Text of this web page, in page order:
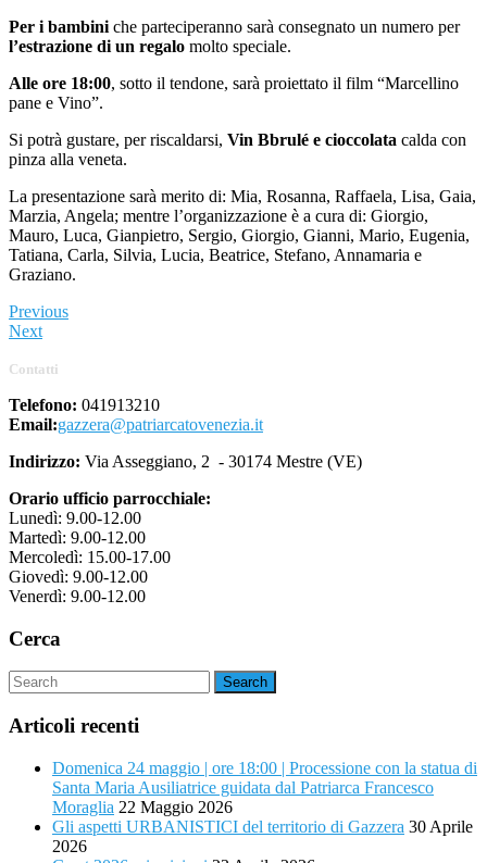
Per i bambini che parteciperanno sarà consegnato un numero per
l’estrazione di un regalo molto speciale.
Alle ore 18:00, sotto il tendone, sarà proiettato il film “Marcellino
pane e Vino”.
Si potrà gustare, per riscaldarsi, Vin Bbrulé e cioccolata calda con
pinza alla veneta.
La presentazione sarà merito di: Mia, Rosanna, Raffaela, Lisa, Gaia,
Marzia, Angela; mentre l’organizzazione è a cura di: Giorgio,
Mauro, Luca, Gianpietro, Sergio, Giorgio, Gianni, Mario, Eugenia,
Tatiana, Carla, Silvia, Lucia, Beatrice, Stefano, Annamaria e
Graziano.
Previous
Next
Contatti
Telefono: 041913210
Email:gazzera@patriarcatovenezia.it
Indirizzo: Via Asseggiano, 2 - 30174 Mestre (VE)
Orario ufficio parrocchiale:
Lunedì: 9.00-12.00
Martedì: 9.00-12.00
Mercoledì: 15.00-17.00
Giovedì: 9.00-12.00
Venerdì: 9.00-12.00
Cerca
Articoli recenti
Domenica 24 maggio | ore 18:00 | Processione con la statua di
Santa Maria Ausiliatrice guidata dal Patriarca Francesco
Moraglia 22 Maggio 2026
Gli aspetti URBANISTICI del territorio di Gazzera 30 Aprile
2026